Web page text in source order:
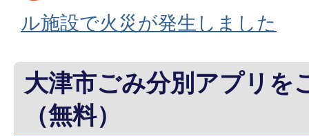
ル施設で火災が発生しました
大津市ごみ分別アプリを
（無料）